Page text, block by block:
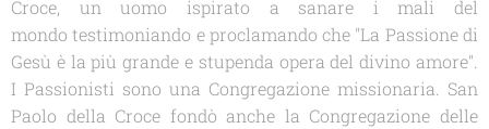
Croce, un uomo ispirato a sanare i mali del
mondo testimoniando e proclamando che "La Passione di
Gesù è la più grande e stupenda opera del divino amore".
I Passionisti sono una Congregazione missionaria. San
Paolo della Croce fondò anche la Congregazione delle